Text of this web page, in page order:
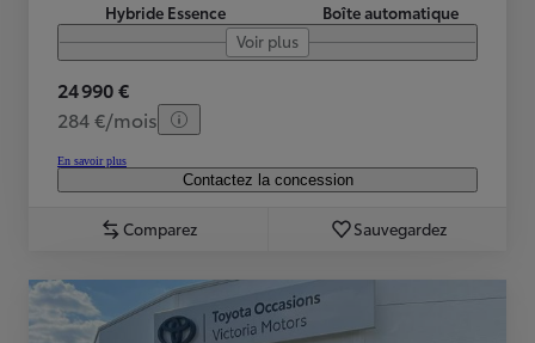
Hybride Essence
Boîte automatique
Voir plus
24 990 €
284 €/mois
En savoir plus
Contactez la concession
Comparez Sauvegardez